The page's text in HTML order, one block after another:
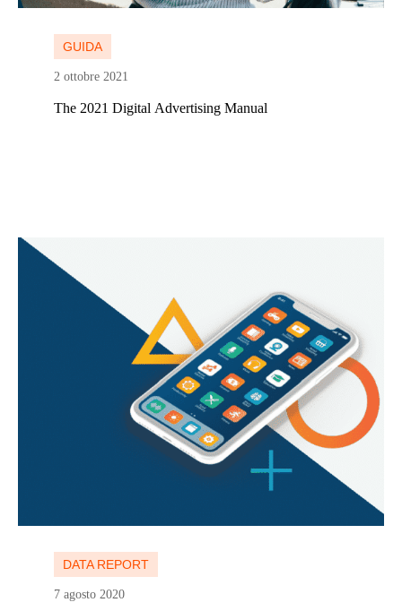
GUIDA
2 ottobre 2021
The 2021 Digital Advertising Manual
DATA REPORT
7 agosto 2020
Continua a leggere